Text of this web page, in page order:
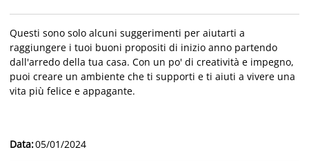
Questi sono solo alcuni suggerimenti per aiutarti a
raggiungere i tuoi buoni propositi di inizio anno partendo
dall'arredo della tua casa. Con un po' di creatività e impegno,
puoi creare un ambiente che ti supporti e ti aiuti a vivere una
vita più felice e appagante.
Data:05/01/2024